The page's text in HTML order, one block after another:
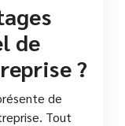
de
?
de
Tout